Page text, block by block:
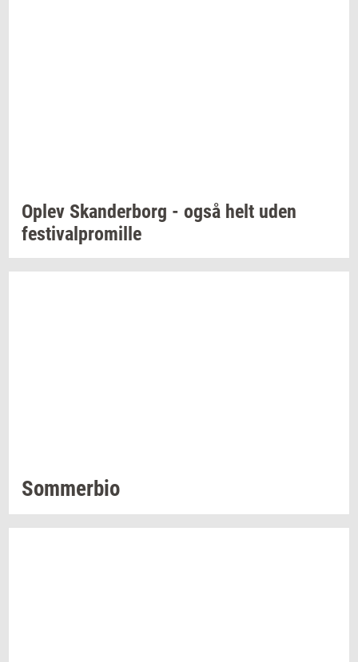
Oplev Skan­der­borg - også helt uden
festi­val­pro­mil­le
Som­mer­bio